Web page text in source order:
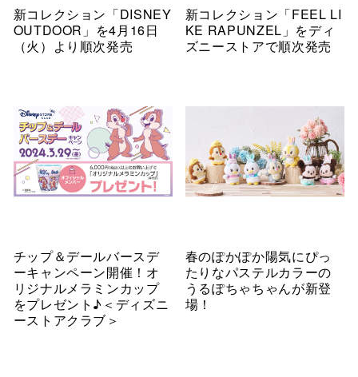
新コレクション「DISNEY
OUTDOOR」を4月16日
（火）より順次発売
新コレクション「FEEL LI
KE RAPUNZEL」をディ
ズニーストアで順次発売
チップ＆デールバースデ
ーキャンペーン開催！オ
リジナルメラミンカップ
をプレゼント♪＜ディズニ
ーストアクラブ＞
春のぽかぽか陽気にぴっ
たりなパステルカラーの
うるぽちゃちゃんが新登
場！